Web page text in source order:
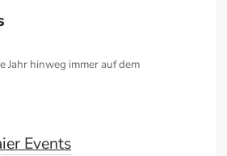
Jahr hinweg immer auf dem
Events